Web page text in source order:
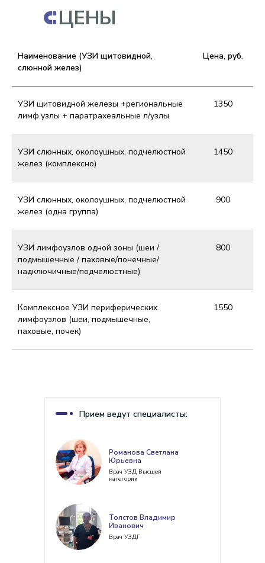
ЦЕНЫ
Наименование (УЗИ щитовидной,
слюнной желез)
Цена, руб.
УЗИ щитовидной железы +региональные
лимф.узлы + паратрахеальные л/узлы
1350
УЗИ слюнных, околоушных, подчелюстной
желез (комплексно)
1450
УЗИ слюнных, околоушных, подчелюстной
желез (одна группа)
900
УЗИ лимфоузлов одной зоны (шеи /
подмышечные / паховые/почечные/
надключичные/подчелюстные)
800
Комплексное УЗИ периферических
лимфоузлов (шеи, подмышечные,
паховые, почек)
1550
Прием ведут специалисты:
Романова Светлана
Юрьевна
Врач УЗД Высшей
категории
Толстов Владимир
Иванович
Врач УЗДГ